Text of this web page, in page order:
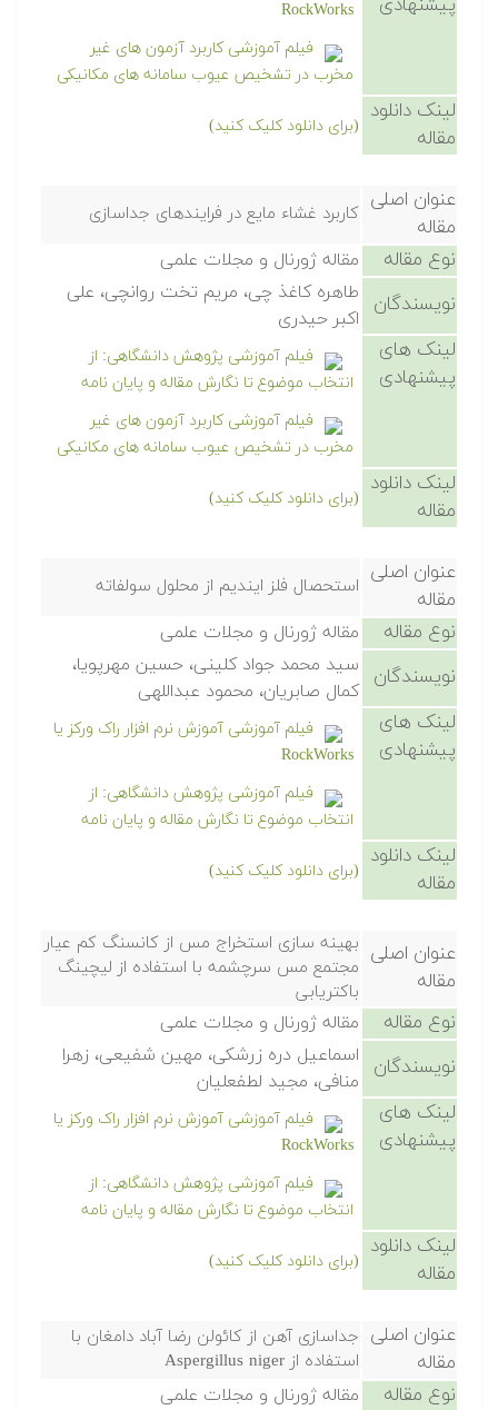
پیشنهادی
RockWorks
فیلم آموزشی کاربرد آزمون های غیر
مخرب در تشخیص عیوب سامانه های مکانیکی
لینک دانلود
مقاله
(برای دانلود کلیک کنید)
عنوان اصلی
مقاله
کاربرد غشاء مایع در فرایندهای جداسازی
نوع مقاله مقاله ژورنال و مجلات علمی
نویسندگان
طاهره کاغذ چی، مریم تخت روانچی، علی
اکبر حیدری
لینک های
پیشنهادی
فیلم آموزشی پژوهش دانشگاهی: از
انتخاب موضوع تا نگارش مقاله و پایان نامه
فیلم آموزشی کاربرد آزمون های غیر
مخرب در تشخیص عیوب سامانه های مکانیکی
لینک دانلود
مقاله
(برای دانلود کلیک کنید)
عنوان اصلی
مقاله
استحصال فلز ایندیم از محلول سولفاته
نوع مقاله مقاله ژورنال و مجلات علمی
نویسندگان
سید محمد جواد کلینی، حسین مهرپویا،
کمال صابریان، محمود عبداللهی
لینک های
پیشنهادی
فیلم آموزشی آموزش نرم افزار راک ورکز یا
RockWorks
فیلم آموزشی پژوهش دانشگاهی: از
انتخاب موضوع تا نگارش مقاله و پایان نامه
لینک دانلود
مقاله
(برای دانلود کلیک کنید)
عنوان اصلی
مقاله
بهینه سازی استخراج مس از کانسنگ کم عیار
مجتمع مس سرچشمه با استفاده از لیچینگ
باکتریابی
نوع مقاله مقاله ژورنال و مجلات علمی
نویسندگان
اسماعیل دره زرشکی، مهین شفیعی، زهرا
منافی، مجید لطفعلیان
لینک های
پیشنهادی
فیلم آموزشی آموزش نرم افزار راک ورکز یا
RockWorks
فیلم آموزشی پژوهش دانشگاهی: از
انتخاب موضوع تا نگارش مقاله و پایان نامه
لینک دانلود
مقاله
(برای دانلود کلیک کنید)
عنوان اصلی
مقاله
جداسازی آهن از کائولن رضا آباد دامغان با
استفاده از Aspergillus niger
نوع مقاله مقاله ژورنال و مجلات علمی